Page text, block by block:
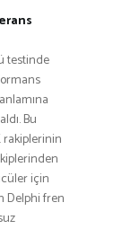
testinde
Bu
rakiplerinin
için
Delphi fren